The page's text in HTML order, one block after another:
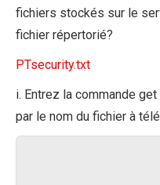
fichiers stockés sur le
fichier répertorié?
PTsecurity.txt
i. Entrez la commande
par le nom du fichier à